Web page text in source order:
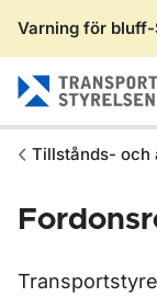
Varning för bluff-
Tillstånds- och